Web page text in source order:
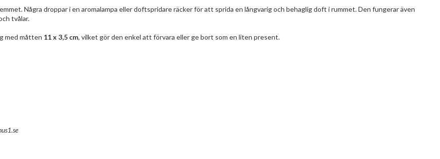
Några droppar i en aromalampa eller doftspridare räcker för att sprida en långvarig och behaglig doft i rummet. Den fungerar även
tvålar.
med måtten 11 x 3,5 cm, vilket gör den enkel att förvara eller ge bort som en liten present.